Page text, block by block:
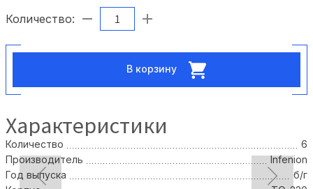
Количество:
В корзину
Характеристики
Количество
6
Производитель
Infenion
Год выпуска
б/г